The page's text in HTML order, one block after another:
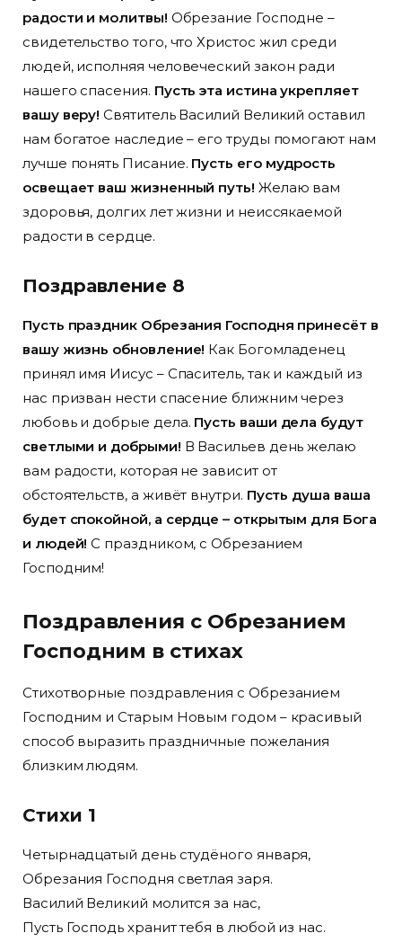
радости и молитвы! Обрезание Господне –
свидетельство того, что Христос жил среди
людей, исполняя человеческий закон ради
нашего спасения. Пусть эта истина укрепляет
вашу веру! Святитель Василий Великий оставил
нам богатое наследие – его труды помогают нам
лучше понять Писание. Пусть его мудрость
освещает ваш жизненный путь! Желаю вам
здоровья, долгих лет жизни и неиссякаемой
радости в сердце.
Поздравление 8
Пусть праздник Обрезания Господня принесёт в
вашу жизнь обновление! Как Богомладенец
принял имя Иисус – Спаситель, так и каждый из
нас призван нести спасение ближним через
любовь и добрые дела. Пусть ваши дела будут
светлыми и добрыми! В Васильев день желаю
вам радости, которая не зависит от
обстоятельств, а живёт внутри. Пусть душа ваша
будет спокойной, а сердце – открытым для Бога
и людей! С праздником, с Обрезанием
Господним!
Поздравления с Обрезанием
Господним в стихах
Стихотворные поздравления с Обрезанием
Господним и Старым Новым годом – красивый
способ выразить праздничные пожелания
близким людям.
Стихи 1
Четырнадцатый день студёного января,
Обрезания Господня светлая заря.
Василий Великий молится за нас,
Пусть Господь хранит тебя в любой из нас.